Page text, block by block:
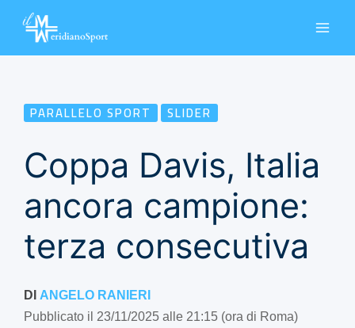
PARALLELO SPORT SLIDER
Coppa Davis, Italia
ancora campione:
terza consecutiva
DI ANGELO RANIERI
Pubblicato il 23/11/2025 alle 21:15 (ora di Roma)